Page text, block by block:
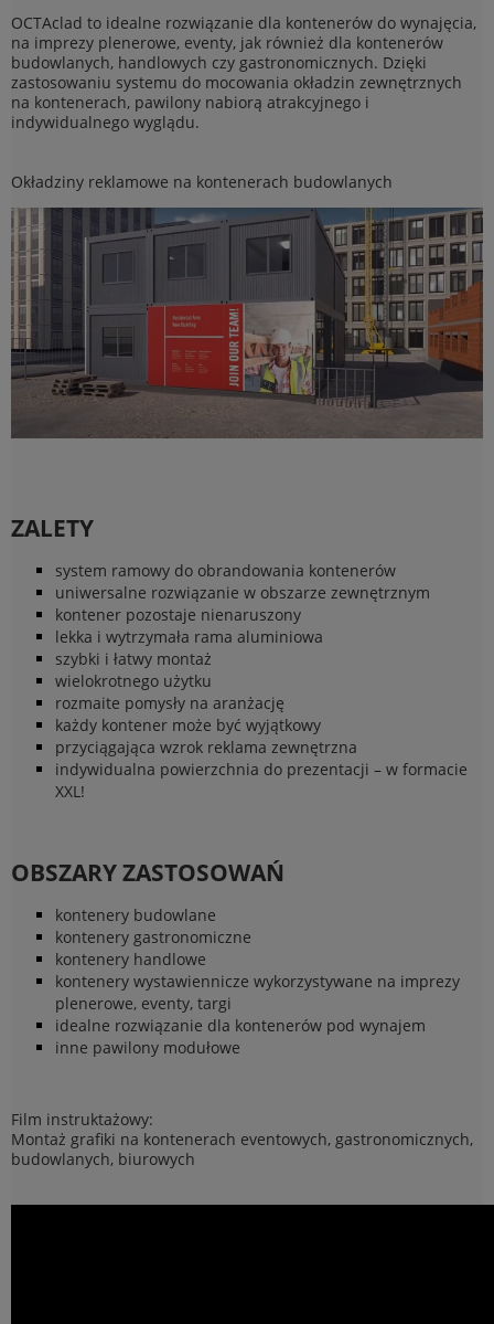
OCTAclad to idealne rozwiązanie dla kontenerów do wynajęcia,
na imprezy plenerowe, eventy, jak również dla kontenerów
budowlanych, handlowych czy gastronomicznych. Dzięki
zastosowaniu systemu do mocowania okładzin zewnętrznych
na kontenerach, pawilony nabiorą atrakcyjnego i
indywidualnego wyglądu.
Okładziny reklamowe na kontenerach budowlanych
ZALETY
system ramowy do obrandowania kontenerów
uniwersalne rozwiązanie w obszarze zewnętrznym
kontener pozostaje nienaruszony
lekka i wytrzymała rama aluminiowa
szybki i łatwy montaż
wielokrotnego użytku
rozmaite pomysły na aranżację
każdy kontener może być wyjątkowy
przyciągająca wzrok reklama zewnętrzna
indywidualna powierzchnia do prezentacji – w formacie
XXL!
OBSZARY ZASTOSOWAŃ
kontenery budowlane
kontenery gastronomiczne
kontenery handlowe
kontenery wystawiennicze wykorzystywane na imprezy
plenerowe, eventy, targi
idealne rozwiązanie dla kontenerów pod wynajem
inne pawilony modułowe
Film instruktażowy:
Montaż grafiki na kontenerach eventowych, gastronomicznych,
budowlanych, biurowych